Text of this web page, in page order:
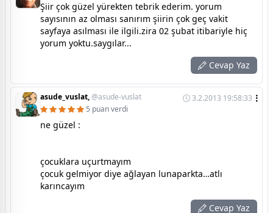
Şiir çok güzel yürekten tebrik ederim. yorum
sayısının az olması sanırım şiirin çok geç vakit
sayfaya asılması ile ilgili.zira 02 şubat itibariyle hiç
yorum yoktu.saygılar...
Cevap Yaz
asude_vuslat,@asude-vuslat
3.2.2013 19:58:33
5 puan verdi
ne güzel :
çocuklara uçurtmayım
çocuk gelmiyor diye ağlayan lunaparkta…atlı
karıncayım
Cevap Yaz